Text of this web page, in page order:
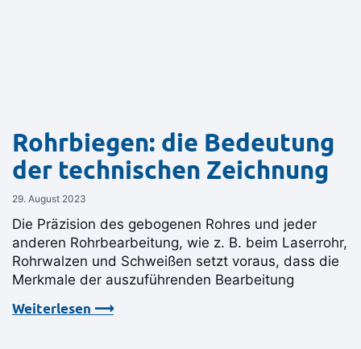
Rohrbiegen: die Bedeutung
der technischen Zeichnung
29. August 2023
Die Präzision des gebogenen Rohres und jeder
anderen Rohrbearbeitung, wie z. B. beim Laserrohr,
Rohrwalzen und Schweißen setzt voraus, dass die
Merkmale der auszuführenden Bearbeitung
Weiterlesen ⟶